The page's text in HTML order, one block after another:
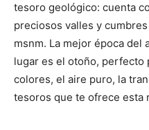
tesoro geológico: cuenta
preciosos valles y
msnm. La mejor época del
lugar es el otoño, perfecto
colores, el aire puro, la
tesoros que te ofrece esta